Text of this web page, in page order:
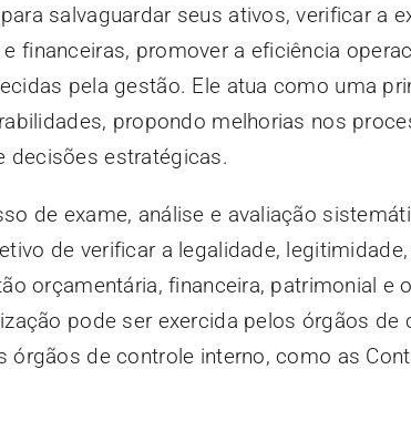
salvaguardar seus ativos, verificar a
financeiras, promover a eficiência
pela gestão. Ele atua como uma
propondo melhorias nos
decisões estratégicas.
de exame, análise e avaliação
de verificar a legalidade,
orçamentária, financeira, patrimonial e
pode ser exercida pelos órgãos de
órgãos de controle interno, como as